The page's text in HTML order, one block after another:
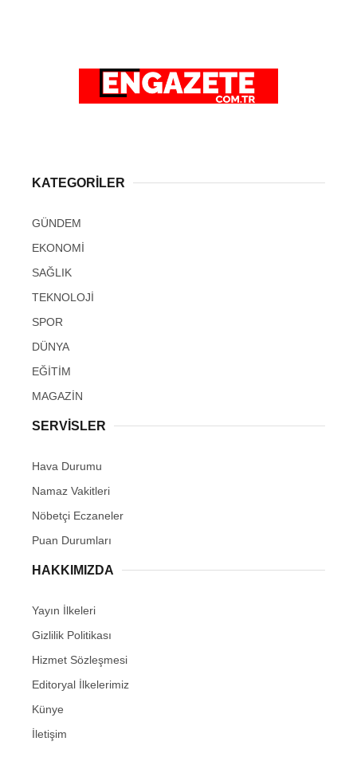
KATEGORİLER
GÜNDEM
EKONOMİ
SAĞLIK
TEKNOLOJİ
SPOR
DÜNYA
EĞİTİM
MAGAZİN
SERVİSLER
Hava Durumu
Namaz Vakitleri
Nöbetçi Eczaneler
Puan Durumları
HAKKIMIZDA
Yayın İlkeleri
Gizlilik Politikası
Hizmet Sözleşmesi
Editoryal İlkelerimiz
Künye
İletişim